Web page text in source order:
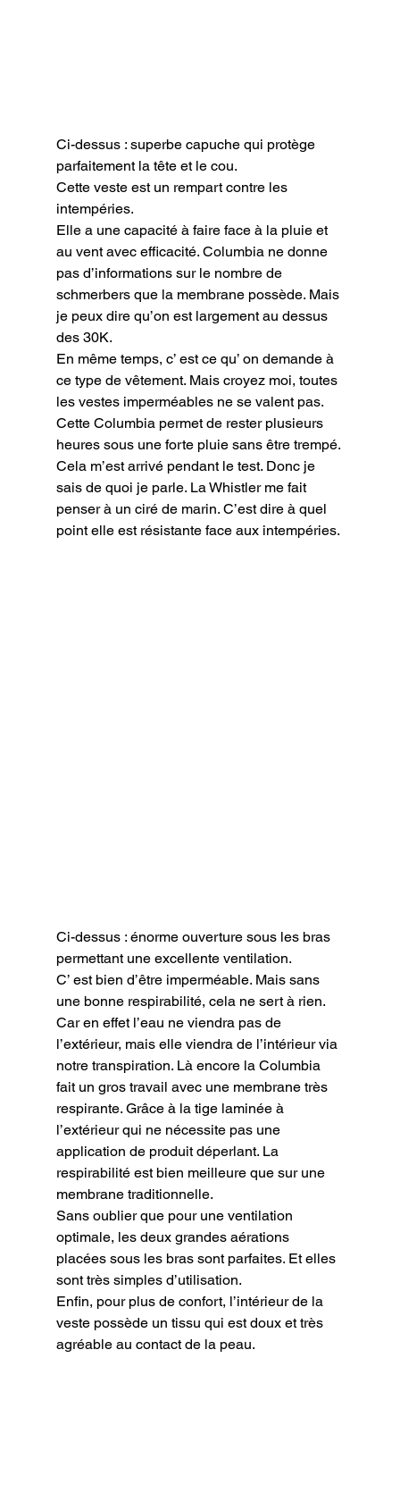
Ci-dessus : superbe capuche qui protège
parfaitement la tête et le cou.
Cette veste est un rempart contre les
intempéries.
Elle a une capacité à faire face à la pluie et
au vent avec efficacité. Columbia ne donne
pas d’informations sur le nombre de
schmerbers que la membrane possède. Mais
je peux dire qu’on est largement au dessus
des 30K.
En même temps, c’ est ce qu’ on demande à
ce type de vêtement. Mais croyez moi, toutes
les vestes imperméables ne se valent pas.
Cette Columbia permet de rester plusieurs
heures sous une forte pluie sans être trempé.
Cela m’est arrivé pendant le test. Donc je
sais de quoi je parle. La Whistler me fait
penser à un ciré de marin. C’est dire à quel
point elle est résistante face aux intempéries.
Ci-dessus : énorme ouverture sous les bras
permettant une excellente ventilation.
C’ est bien d’être imperméable. Mais sans
une bonne respirabilité, cela ne sert à rien.
Car en effet l’eau ne viendra pas de
l’extérieur, mais elle viendra de l’intérieur via
notre transpiration. Là encore la Columbia
fait un gros travail avec une membrane très
respirante. Grâce à la tige laminée à
l’extérieur qui ne nécessite pas une
application de produit déperlant. La
respirabilité est bien meilleure que sur une
membrane traditionnelle.
Sans oublier que pour une ventilation
optimale, les deux grandes aérations
placées sous les bras sont parfaites. Et elles
sont très simples d’utilisation.
Enfin, pour plus de confort, l’intérieur de la
veste possède un tissu qui est doux et très
agréable au contact de la peau.